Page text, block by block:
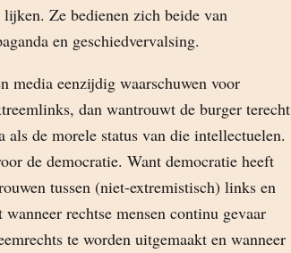
Ze bedienen zich beide van
en geschiedvervalsing.
media eenzijdig waarschuwen voor
dan wantrouwt de burger terecht
de morele status van die intellectuelen.
de democratie. Want democratie heeft
tussen (niet-extremistisch) links en
rechtse mensen continu gevaar
te worden uitgemaakt en wanneer